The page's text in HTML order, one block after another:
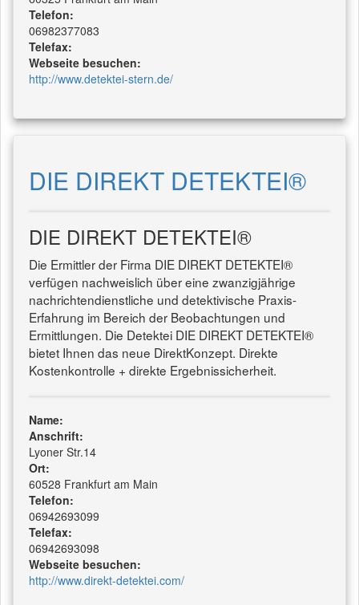
Telefon:
06982377083
Telefax:
Webseite besuchen:
http://www.detektei-stern.de/
DIE DIREKT DETEKTEI®
DIE DIREKT DETEKTEI®
Die Ermittler der Firma DIE DIREKT DETEKTEI®
verfügen nachweislich über eine zwanzigjährige
nachrichtendienstliche und detektivische Praxis-
Erfahrung im Bereich der Beobachtungen und
Ermittlungen. Die Detektei DIE DIREKT DETEKTEI®
bietet Ihnen das neue DirektKonzept. Direkte
Kostenkontrolle + direkte Ergebnissicherheit.
Name:
Anschrift:
Lyoner Str.14
Ort:
60528 Frankfurt am Main
Telefon:
06942693099
Telefax:
06942693098
Webseite besuchen:
http://www.direkt-detektei.com/